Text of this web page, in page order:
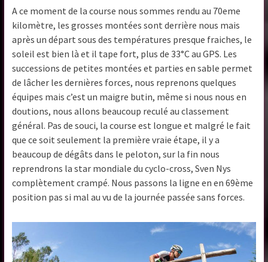
A ce moment de la course nous sommes rendu au 70eme
kilomètre, les grosses montées sont derrière nous mais
après un départ sous des températures presque fraiches, le
soleil est bien là et il tape fort, plus de 33°C au GPS. Les
successions de petites montées et parties en sable permet
de lâcher les dernières forces, nous reprenons quelques
équipes mais c’est un maigre butin, même si nous nous en
doutions, nous allons beaucoup reculé au classement
général. Pas de souci, la course est longue et malgré le fait
que ce soit seulement la première vraie étape, il y a
beaucoup de dégâts dans le peloton, sur la fin nous
reprendrons la star mondiale du cyclo-cross, Sven Nys
complètement crampé. Nous passons la ligne en en 69ème
position pas si mal au vu de la journée passée sans forces.